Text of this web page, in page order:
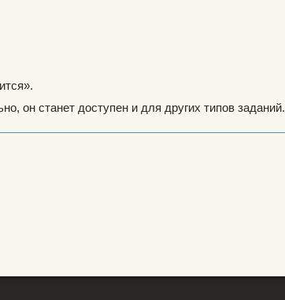
он станет доступен и для других типов заданий.